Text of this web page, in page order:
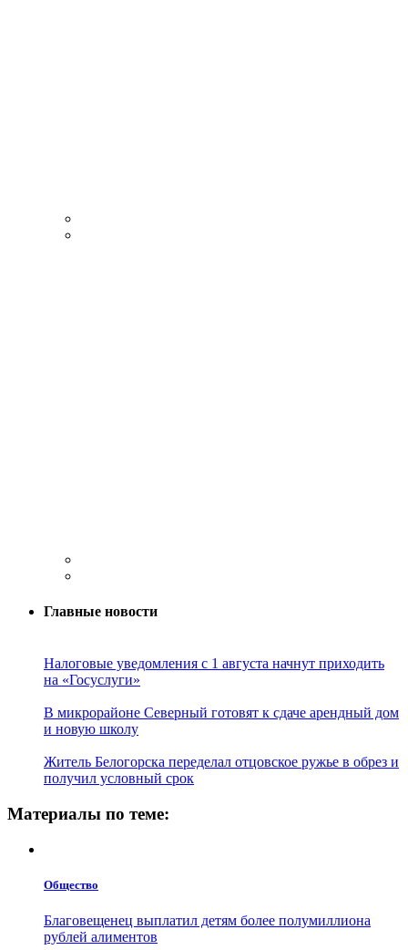
Главные новости
Налоговые уведомления с 1 августа начнут приходить
на «Госуслуги»
В микрорайоне Северный готовят к сдаче арендный дом
и новую школу
Житель Белогорска переделал отцовское ружье в обрез и
получил условный срок
Материалы по теме:
Общество
Благовещенец выплатил детям более полумиллиона
рублей алиментов